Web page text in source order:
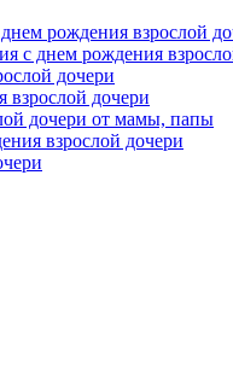
рождения взрослой
с днем рождения
дочери
взрослой дочери
дочери от мамы, папы
взрослой дочери